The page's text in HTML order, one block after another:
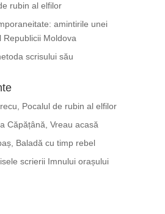
rubin al elfilor
amintirile unei
Republicii Moldova
scrisului său
Pocalul de rubin al elfilor
Căpățână, Vreau acasă
Baladă cu timp rebel
scrierii Imnului orașului